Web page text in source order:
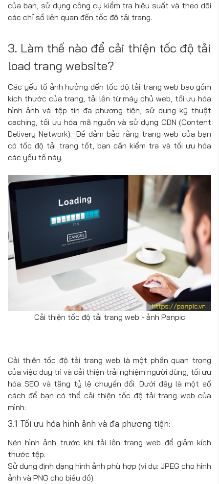
của bạn, sử dụng công cụ kiểm tra hiệu suất và theo dõi
các chỉ số liên quan đến tốc độ tải trang.
3. Làm thế nào để cải thiện tốc độ tải
load trang website?
Các yếu tố ảnh hưởng đến tốc độ tải trang web bao gồm
kích thước của trang, tải lên từ máy chủ web, tối ưu hóa
hình ảnh và tệp tin đa phương tiện, sử dụng kỹ thuật
caching, tối ưu hóa mã nguồn và sử dụng CDN (Content
Delivery Network). Để đảm bảo rằng trang web của bạn
có tốc độ tải trang tốt, bạn cần kiểm tra và tối ưu hóa
các yếu tố này.
Cải thiện tốc độ tải trang web - ảnh Panpic
Cải thiện tốc độ tải trang web là một phần quan trọng
của việc duy trì và cải thiện trải nghiệm người dùng, tối ưu
hóa SEO và tăng tỷ lệ chuyển đổi. Dưới đây là một số
cách để bạn có thể cải thiện tốc độ tải trang web của
mình:
3.1 Tối ưu hóa hình ảnh và đa phương tiện:
Nén hình ảnh trước khi tải lên trang web để giảm kích
thước tệp.
Sử dụng định dạng hình ảnh phù hợp (ví dụ: JPEG cho hình
ảnh và PNG cho biểu đồ).